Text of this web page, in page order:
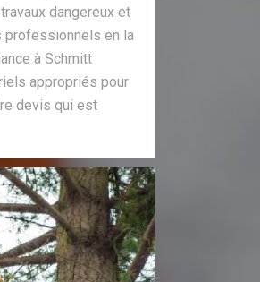
dangereux et
professionnels en la
à Schmitt
appropriés pour
devis qui est